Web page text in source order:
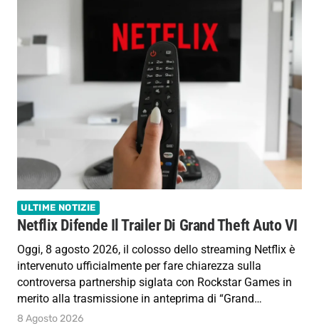
ULTIME NOTIZIE
Netflix Difende Il Trailer Di Grand Theft Auto VI
Oggi, 8 agosto 2026, il colosso dello streaming Netflix è
intervenuto ufficialmente per fare chiarezza sulla
controversa partnership siglata con Rockstar Games in
merito alla trasmissione in anteprima di “Grand…
8 Agosto 2026